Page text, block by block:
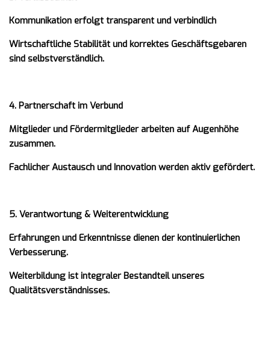
Kommunikation erfolgt transparent und verbindlich
Wirtschaftliche Stabilität und korrektes Geschäftsgebaren
sind selbstverständlich.
4. Partnerschaft im Verbund
Mitglieder und Fördermitglieder arbeiten auf Augenhöhe
zusammen.
Fachlicher Austausch und Innovation werden aktiv gefördert.
5. Verantwortung & Weiterentwicklung
Erfahrungen und Erkenntnisse dienen der kontinuierlichen
Verbesserung.
Weiterbildung ist integraler Bestandteil unseres
Qualitätsverständnisses.